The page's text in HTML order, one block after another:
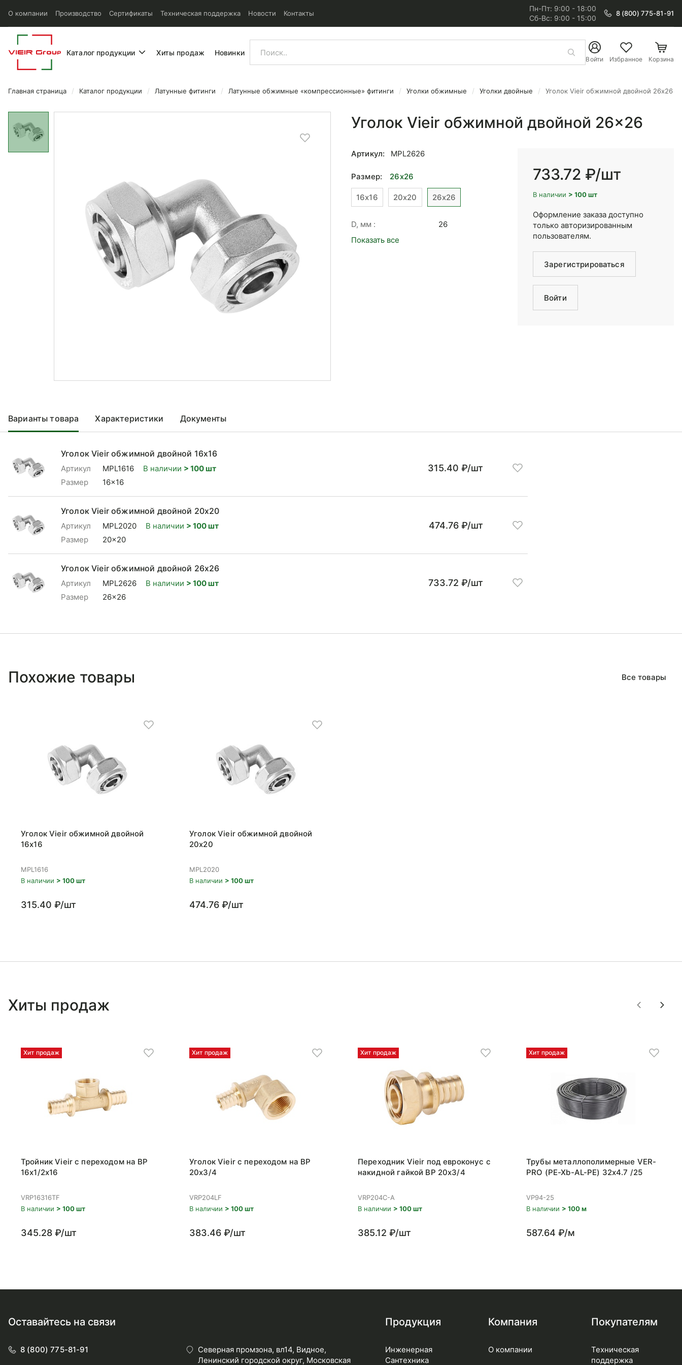
О компании Производство Сертификаты Техническая поддержка Новости Контакты
Пн-Пт: 9:00 - 18:00
Сб-Вс: 9:00 - 15:00
8 (800) 775-81-91
Каталог продукции Хиты продаж Новинки
Войти Избранное Корзина
Главная страница Каталог продукции Латунные фитинги Латунные обжимные «компрессионные» фитинги Уголки обжимные Уголки двойные Уголок Vieir обжимной двойной 26x26
Уголок Vieir обжимной двойной 26x26
Артикул: MPL2626
Размер: 26x26
16x16 20x20 26x26
D, мм :
26
Показать все
733.72 ₽/шт
В наличии > 100 шт
Оформление заказа доступно
только авторизированным
пользователям.
Зарегистрироваться
Войти
Варианты товара Характеристики Документы
Уголок Vieir обжимной двойной 16x16
Артикул MPL1616 В наличии > 100 шт
Размер
16x16
315.40 ₽/шт
Уголок Vieir обжимной двойной 20x20
Артикул MPL2020 В наличии > 100 шт
Размер
20x20
474.76 ₽/шт
Уголок Vieir обжимной двойной 26x26
Артикул MPL2626 В наличии > 100 шт
Размер
26x26
733.72 ₽/шт
Похожие товары Все товары
Уголок Vieir обжимной двойной
16x16
MPL1616
В наличии > 100 шт
315.40 ₽/шт
Уголок Vieir обжимной двойной
20x20
MPL2020
В наличии > 100 шт
474.76 ₽/шт
Хиты продаж
Хит продаж
Тройник Vieir с переходом на ВР
16x1/2x16
VRP16316TF
В наличии > 100 шт
345.28 ₽/шт
Хит продаж
Уголок Vieir с переходом на ВР
20x3/4
VRP204LF
В наличии > 100 шт
383.46 ₽/шт
Хит продаж
Переходник Vieir под евроконус с
накидной гайкой ВР 20x3/4
VRP204C-A
В наличии > 100 шт
385.12 ₽/шт
Хит продаж
Трубы металлополимерные VER-
PRO (PE-Xb-AL-PE) 32x4.7 /25
VP94-25
В наличии > 100 м
587.64 ₽/м
Оставайтесь на связи
8 (800) 775-81-91
Северная промзона, вл14, Видное,
Ленинский городской округ, Московская
Продукция
Инженерная
Сантехника
Компания
О компании
Покупателям
Техническая
поддержка